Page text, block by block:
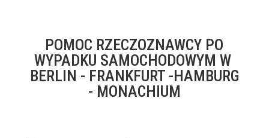
POMOC RZECZOZNAWCY PO
WYPADKU SAMOCHODOWYM W
BERLIN - FRANKFURT -HAMBURG
- MONACHIUM